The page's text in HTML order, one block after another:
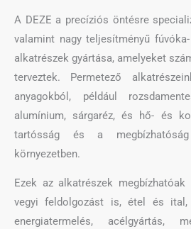
A DEZE a precíziós öntésre
valamint nagy teljesítményű
alkatrészek gyártása, amelyeket
terveztek. Permetező
anyagokból, például
alumínium, sárgaréz, és hő- és
tartósság és a
környezetben.
Ezek az alkatrészek
vegyi feldolgozást is, étel és ital,
energiatermelés, acélgyártás,